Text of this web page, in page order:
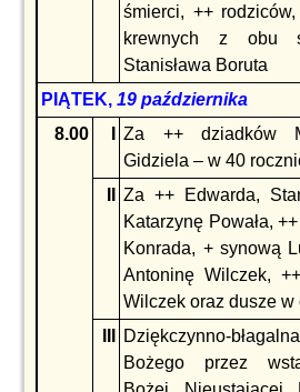
śmierci, ++
krewnych z obu
Stanisława Boruta
PIĄTEK,19 października
8.00
Za ++ dziadków
Gidziela – w 40
Za ++ Edwarda,
Katarzynę Powała,
Konrada, + synową
Antoninę Wilczek,
Wilczek oraz dusze
Dziękczynno-
Bożego przez